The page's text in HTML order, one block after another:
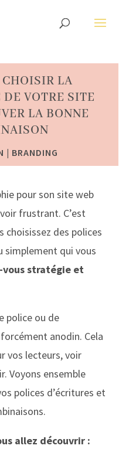
LA
VOTRE SITE
LA BONNE
| BRANDING
pour son site web
frustrant. C’est
choisissez des polices
simplement qui vous
vous stratégie et
police ou de
forcément anodin. Cela
vos lecteurs, voir
Voyons ensemble
polices d’écritures et
allez découvrir :